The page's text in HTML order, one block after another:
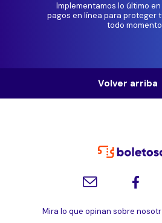
Implementamos lo último
pagos en línea para proteger
todo
Volver arriba
Mira lo que opinan sobre